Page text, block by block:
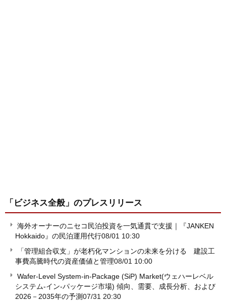
「ビジネス全般」 のプレスリリース
海外オーナーのニセコ民泊投資を一気通貫で支援｜『JANKEN
Hokkaido』の民泊運用代行08/01 10:30
「管理組合収支」が老朽化マンションの未来を分ける 建設工
事費高騰時代の資産価値と管理08/01 10:00
Wafer-Level System-in-Package (SiP) Market(ウェハーレベル
システム-イン-パッケージ市場) 傾向、需要、成長分析、および
2026－2035年の予測07/31 20:30